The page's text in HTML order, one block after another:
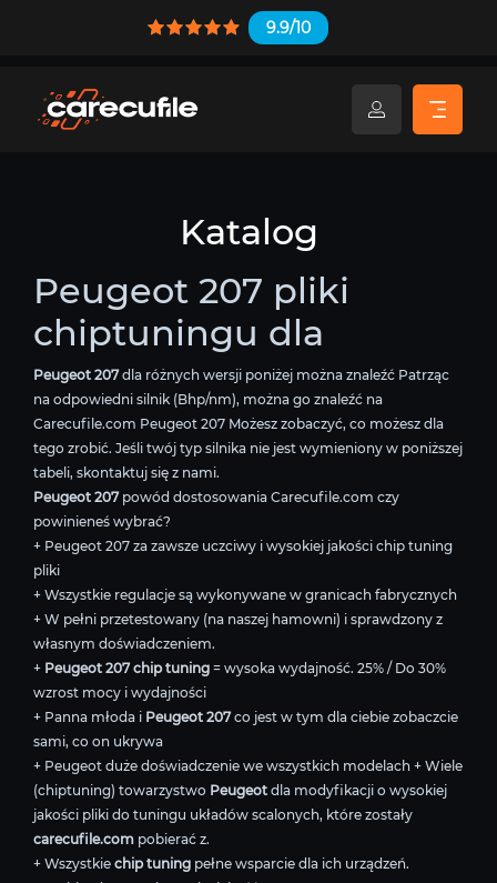
9.9/10
Katalog
Peugeot 207 pliki
chiptuningu dla
Peugeot 207dla różnych wersji poniżej można znaleźć Patrząc
na odpowiedni silnik (Bhp/nm), można go znaleźć na
Carecufile.com Peugeot 207 Możesz zobaczyć, co możesz dla
tego zrobić. Jeśli twój typ silnika nie jest wymieniony w poniższej
tabeli, skontaktuj się z nami.
Peugeot 207powód dostosowania Carecufile.com czy
powinieneś wybrać?
+ Peugeot 207 za zawsze uczciwy i wysokiej jakości chip tuning
pliki
+ Wszystkie regulacje są wykonywane w granicach fabrycznych
+ W pełni przetestowany (na naszej hamowni) i sprawdzony z
własnym doświadczeniem.
+ Peugeot 207 chip tuning = wysoka wydajność. 25% / Do 30%
wzrost mocy i wydajności
+ Panna młoda i Peugeot 207co jest w tym dla ciebie zobaczcie
sami, co on ukrywa
+ Peugeot duże doświadczenie we wszystkich modelach + Wiele
(chiptuning) towarzystwo Peugeot dla modyfikacji o wysokiej
jakości pliki do tuningu układów scalonych, które zostały
carecufile.com pobierać z.
+ Wszystkie chip tuning pełne wsparcie dla ich urządzeń.